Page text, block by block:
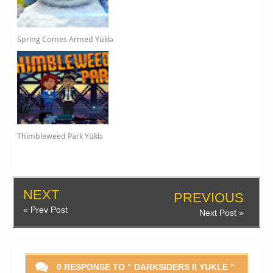
Spring Comes Armed Yüklə
Thimbleweed Park Yüklə
NEXT
« Prev Post
PREVIOUS
Next Post »
0 RESPONSE TO " DARKSIDERS II YUKLE "